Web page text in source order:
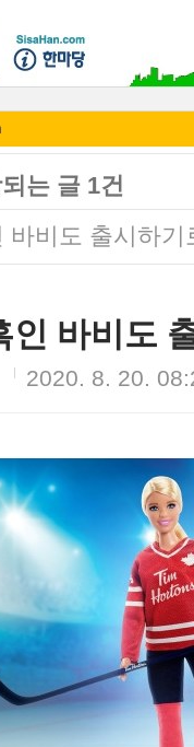
는 글 1건
바비도 출시하기
인 바비도
2020. 8. 20.